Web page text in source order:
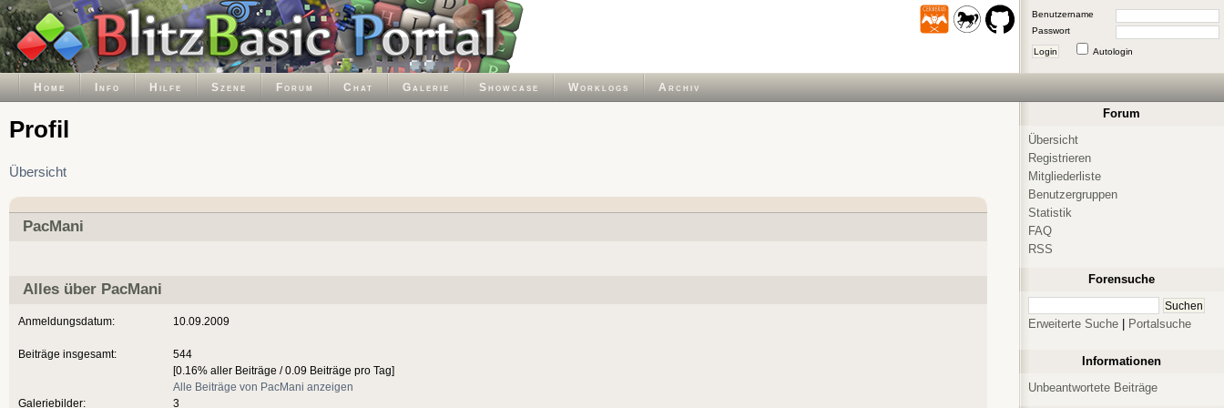
Benutzername
Passwort
Login Autologin
Home Info Hilfe Szene Forum Chat Galerie Showcase Worklogs Archiv
Profil
Übersicht
PacMani
Alles über PacMani
Anmeldungsdatum:
Beiträge insgesamt:
Galeriebilder:
10.09.2009
544
[0.16% aller Beiträge / 0.09 Beiträge pro Tag]
Alle Beiträge von PacMani anzeigen
3
Forum
Übersicht
Registrieren
Mitgliederliste
Benutzergruppen
Statistik
FAQ
RSS
Forensuche
Erweiterte Suche Portalsuche
Informationen
Unbeantwortete Beiträge